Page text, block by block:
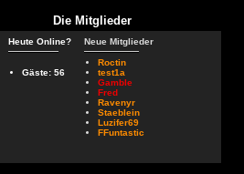
Die Mitglieder
Heute Online?
Gäste: 56
Neue Mitglieder
Roctin
test1a
Gamble
Fred
Ravenyr
Staeblein
Luzifer69
FFuntastic